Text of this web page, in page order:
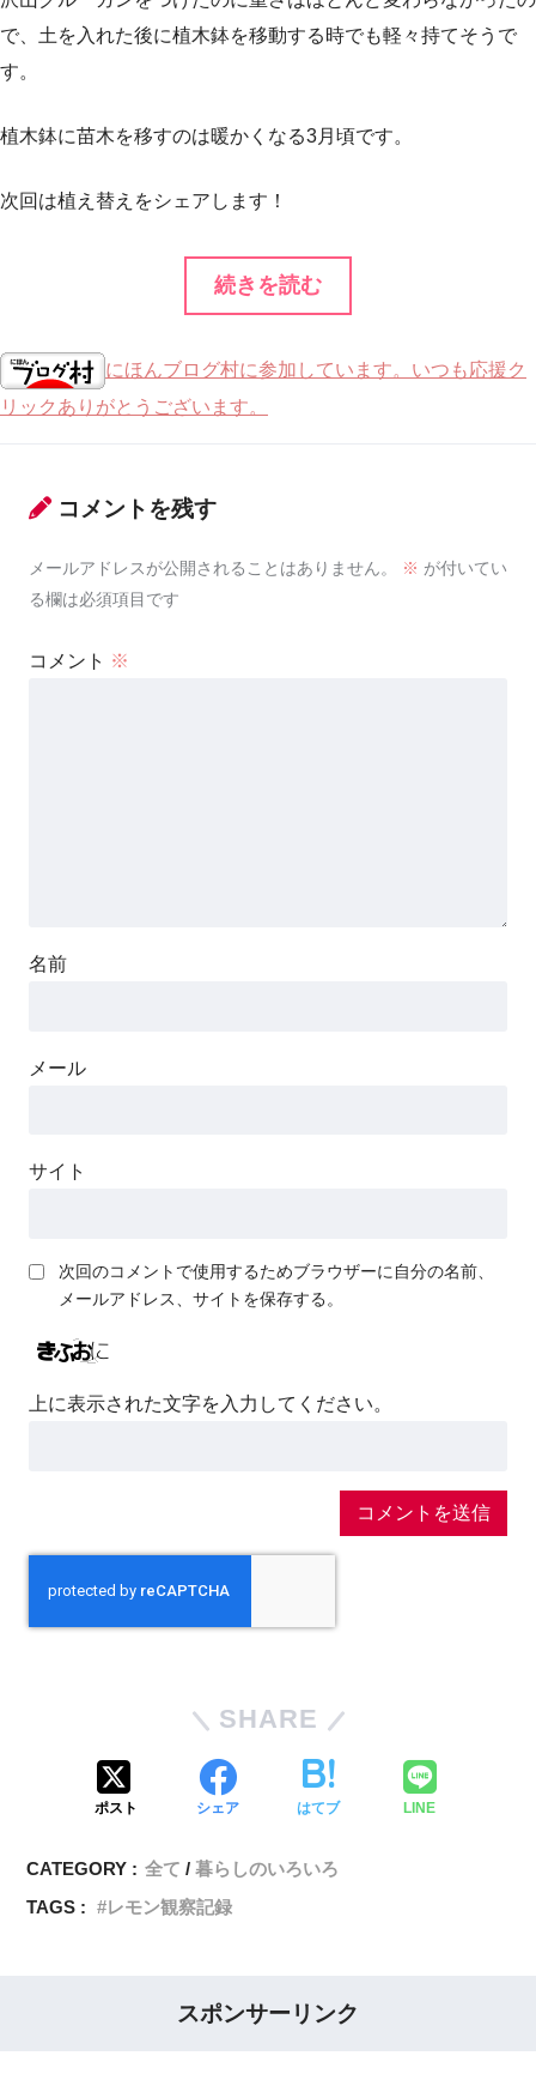
で、土を入れた後に植木鉢を移動する時でも軽々持てそうで
す。
植木鉢に苗木を移すのは暖かくなる3月頃です。
次回は植え替えをシェアします！
続きを読む
にほんブログ村に参加しています。いつも応援ク
リックありがとうございます。
コメントを残す
メールアドレスが公開されることはありません。 ※ が付いてい
る欄は必須項目です
コメント ※
名前
メール
サイト
次回のコメントで使用するためブラウザーに自分の名前、
メールアドレス、サイトを保存する。
上に表示された文字を入力してください。
SHARE
ポスト シェア はてブ LINE
CATEGORY : 全て
暮らしのいろいろ
TAGS :
レモン観察記録
スポンサーリンク